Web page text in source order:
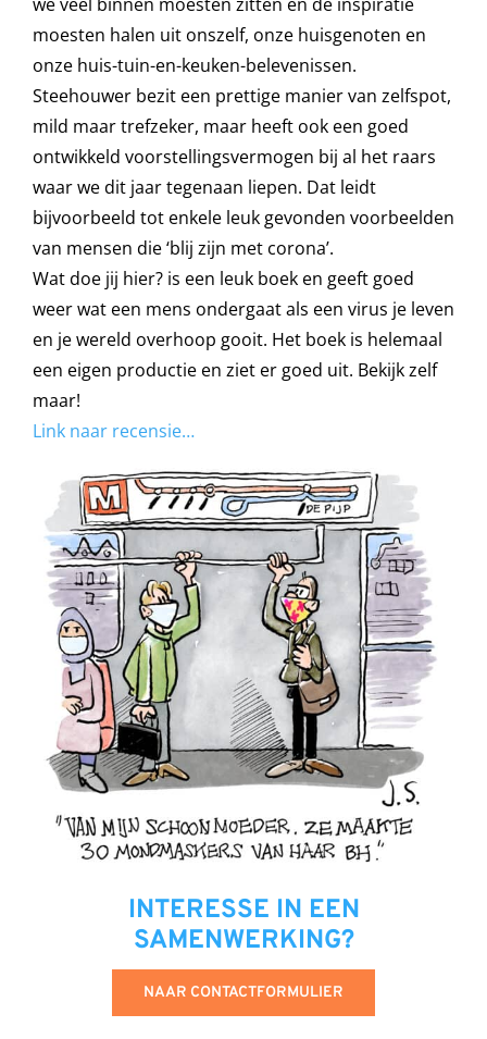
moesten halen uit onszelf, onze huisgenoten en
onze huis-tuin-en-keuken-belevenissen.
Steehouwer bezit een prettige manier van zelfspot,
mild maar trefzeker, maar heeft ook een goed
ontwikkeld voorstellingsvermogen bij al het raars
waar we dit jaar tegenaan liepen. Dat leidt
bijvoorbeeld tot enkele leuk gevonden voorbeelden
van mensen die ‘blij zijn met corona’.
Wat doe jij hier? is een leuk boek en geeft goed
weer wat een mens ondergaat als een virus je leven
en je wereld overhoop gooit. Het boek is helemaal
een eigen productie en ziet er goed uit. Bekijk zelf
maar!
Link naar recensie…
INTERESSE IN EEN
SAMENWERKING?
NAAR CONTACTFORMULIER